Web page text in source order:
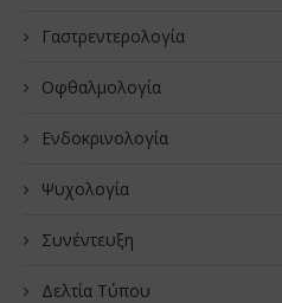
Γαστρεντερολογία
Οφθαλμολογία
Ενδοκρινολογία
Ψυχολογία
Συνέντευξη
Δελτία Τύπου